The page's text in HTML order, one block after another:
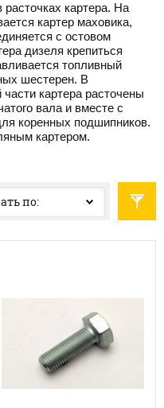
картера. На
картер маховика,
с остовом
дизеля крепиться
топливный
шестерен. В
картера расточены
вала и вместе с
коренных подшипников.
картером.
по: